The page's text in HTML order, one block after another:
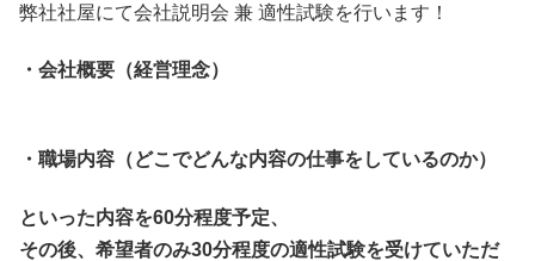
弊社社屋にて会社説明会 兼 適性試験を行います！
・会社概要（経営理念）
・職場内容（どこでどんな内容の仕事をしているのか）
といった内容を60分程度予定、
その後、希望者のみ30分程度の適性試験を受けていただ